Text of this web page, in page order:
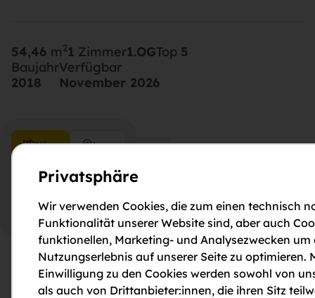
54,46 m21 Zimmer1.OGTop 5
Baujahr
2018
Verfügbar
November 2026
Pläne Lage
Privatsphäre
Wir verwenden Cookies, die zum einen technisch
Funktionalität unserer Website sind, aber auch
funktionellen, Marketing- und Analysezwecken um
Nutzungserlebnis auf unserer Seite zu optimieren.
Einwilligung zu den Cookies werden sowohl von
als auch von Drittanbieter:innen, die ihren Sitz